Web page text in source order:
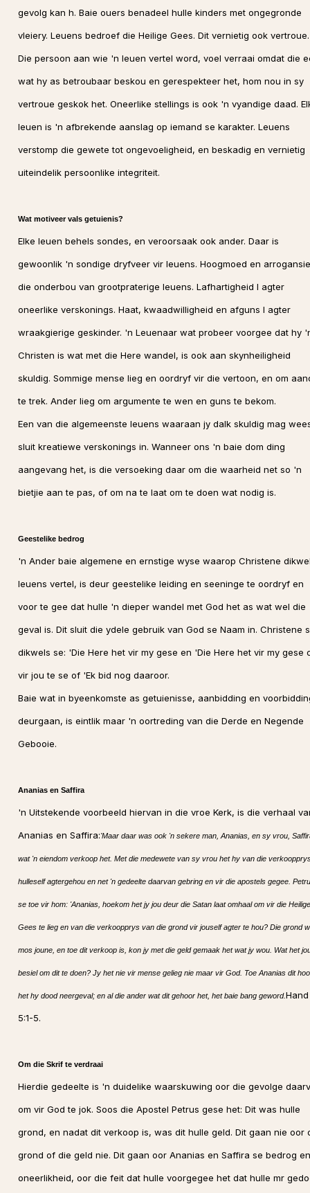
gevolg kan h. Baie ouers benadeel hulle kinders met ongegronde
vleiery. Leuens bedroef die Heilige Gees. Dit vernietig ook vertroue.
Die persoon aan wie 'n leuen vertel word, voel verraai omdat die
wat hy as betroubaar beskou en gerespekteer het, hom nou in sy
vertroue geskok het. Oneerlike stellings is ook 'n vyandige daad.
leuen is 'n afbrekende aanslag op iemand se karakter. Leuens
verstomp die gewete tot ongevoeligheid, en beskadig en vernietig
uiteindelik persoonlike integriteit.
Wat motiveer vals getuienis?
Elke leuen behels sondes, en veroorsaak ook ander. Daar is
gewoonlik 'n sondige dryfveer vir leuens. Hoogmoed en
die onderbou van grootpraterige leuens. Lafhartigheid l agter
oneerlike verskonings. Haat, kwaadwilligheid en afguns l agter
wraakgierige geskinder. 'n Leuenaar wat probeer voorgee dat hy
Christen is wat met die Here wandel, is ook aan skynheiligheid
skuldig. Sommige mense lieg en oordryf vir die vertoon, en om
te trek. Ander lieg om argumente te wen en guns te bekom.
Een van die algemeenste leuens waaraan jy dalk skuldig mag
sluit kreatiewe verskonings in. Wanneer ons 'n baie dom ding
aangevang het, is die versoeking daar om die waarheid net so 'n
bietjie aan te pas, of om na te laat om te doen wat nodig is.
Geestelike bedrog
'n Ander baie algemene en ernstige wyse waarop Christene
leuens vertel, is deur geestelike leiding en seeninge te oordryf en
voor te gee dat hulle 'n dieper wandel met God het as wat wel die
geval is. Dit sluit die ydele gebruik van God se Naam in. Christene
dikwels se: 'Die Here het vir my gese en 'Die Here het vir my gese
vir jou te se of 'Ek bid nog daaroor.
Baie wat in byeenkomste as getuienisse, aanbidding en
deurgaan, is eintlik maar 'n oortreding van die Derde en Negende
Gebooie.
Ananias en Saffira
'n Uitstekende voorbeeld hiervan in die vroe Kerk, is die verhaal
Ananias en Saffira:'Maar daar was ook 'n sekere man, Ananias, en sy vrou,
wat 'n eiendom verkoop het. Met die medewete van sy vrou het hy van die
hulleself agtergehou en net 'n gedeelte daarvan gebring en vir die apostels gegee.
se toe vir hom: 'Ananias, hoekom het jy jou deur die Satan laat omhaal om vir die Heilige
Gees te lieg en van die verkoopprys van die grond vir jouself agter te hou? Die grond
mos joune, en toe dit verkoop is, kon jy met die geld gemaak het wat jy wou. Wat het
besiel om dit te doen? Jy het nie vir mense gelieg nie maar vir God. Toe Ananias dit
het hy dood neergeval; en al die ander wat dit gehoor het, het baie bang geword.Hand
5:1-5.
Om die Skrif te verdraai
Hierdie gedeelte is 'n duidelike waarskuwing oor die gevolge
om vir God te jok. Soos die Apostel Petrus gese het: Dit was hulle
grond, en nadat dit verkoop is, was dit hulle geld. Dit gaan nie oor
grond of die geld nie. Dit gaan oor Ananias en Saffira se bedrog en
oneerlikheid, oor die feit dat hulle voorgegee het dat hulle mr